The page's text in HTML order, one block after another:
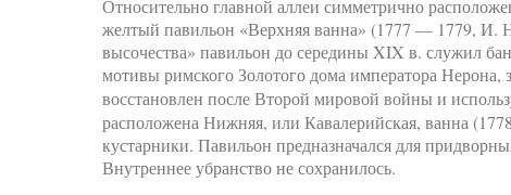
Относительно главной аллеи симметрично
желтый павильон «Верхняя ванна» (1777 — 1779,
высочества» павильон до середины XIX в. служил
мотивы римского Золотого дома императора
восстановлен после Второй мировой войны и
расположена Нижняя, или Кавалерийская, ванна
кустарники. Павильон предназначался для
Внутреннее убранство не сохранилось.